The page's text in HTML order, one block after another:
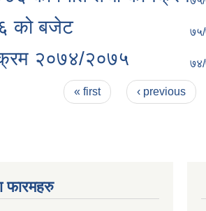
को बजेट
२०७४/२०७५
« first ‹ previous
फारमहरु